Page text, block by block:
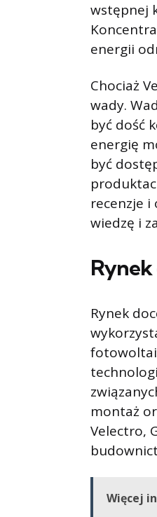
wstępnej
energii
Chociaż
wady.
być dość
energię
być
recenzje
wiedzę i
Rynek
montaż
Velectro,
Więcej